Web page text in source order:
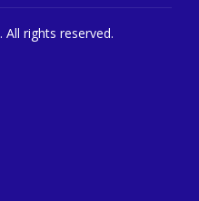
. All rights reserved.